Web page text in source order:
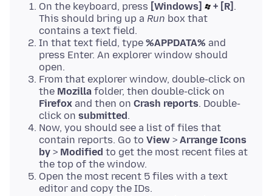
On the keyboard, press [Windows] + [R] .
This should bring up a Run box that
contains a text field.
In that text field, type %APPDATA% and
press Enter. An explorer window should
open.
From that explorer window, double-click on
the Mozilla folder, then double-click on
Firefox and then on Crash reports. Double-
click on submitted .
Now, you should see a list of files that
contain reports. Go to View > Arrange Icons
by > Modified to get the most recent files at
the top of the window.
Open the most recent 5 files with a text
editor and copy the IDs.